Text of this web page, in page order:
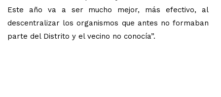
Este año va a ser mucho mejor, más efectivo, al
descentralizar los organismos que antes no formaban
parte del Distrito y el vecino no conocía”.